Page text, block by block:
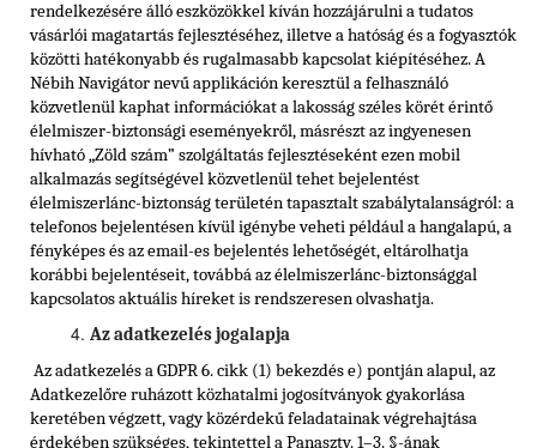
rendelkezésére álló eszközökkel kíván hozzájárulni a tudatos
vásárlói magatartás fejlesztéséhez, illetve a hatóság és a fogyasztók
közötti hatékonyabb és rugalmasabb kapcsolat kiépítéséhez. A
Nébih Navigátor nevű applikáción keresztül a felhasználó
közvetlenül kaphat információkat a lakosság széles körét érintő
élelmiszer-biztonsági eseményekről, másrészt az ingyenesen
hívható „Zöld szám” szolgáltatás fejlesztéseként ezen mobil
alkalmazás segítségével közvetlenül tehet bejelentést
élelmiszerlánc-biztonság területén tapasztalt szabálytalanságról: a
telefonos bejelentésen kívül igénybe veheti például a hangalapú, a
fényképes és az email-es bejelentés lehetőségét, eltárolhatja
korábbi bejelentéseit, továbbá az élelmiszerlánc-biztonsággal
kapcsolatos aktuális híreket is rendszeresen olvashatja.
Az adatkezelés jogalapja
Az adatkezelés a GDPR 6. cikk (1) bekezdés e) pontján alapul, az
Adatkezelőre ruházott közhatalmi jogosítványok gyakorlása
keretében végzett, vagy közérdekű feladatainak végrehajtása
érdekében szükséges, tekintettel a Panasztv. 1–3. §-ának